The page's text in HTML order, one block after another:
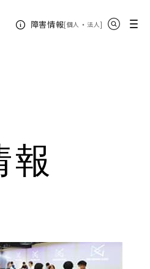
障害情報[個人 ・ 法人新規ウィンドウ
]
ュー
報